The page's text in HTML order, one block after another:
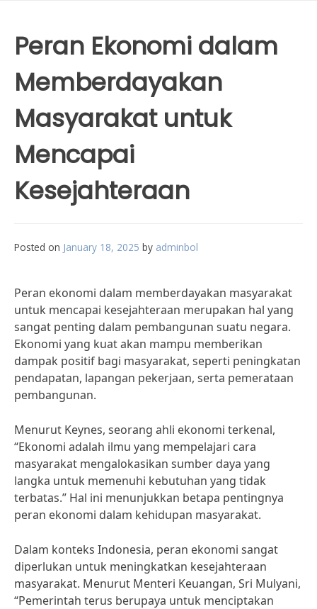
Peran Ekonomi dalam
Memberdayakan
Masyarakat untuk
Mencapai
Kesejahteraan
Posted on January 18, 2025 by adminbol
Peran ekonomi dalam memberdayakan masyarakat
untuk mencapai kesejahteraan merupakan hal yang
sangat penting dalam pembangunan suatu negara.
Ekonomi yang kuat akan mampu memberikan
dampak positif bagi masyarakat, seperti peningkatan
pendapatan, lapangan pekerjaan, serta pemerataan
pembangunan.
Menurut Keynes, seorang ahli ekonomi terkenal,
“Ekonomi adalah ilmu yang mempelajari cara
masyarakat mengalokasikan sumber daya yang
langka untuk memenuhi kebutuhan yang tidak
terbatas.” Hal ini menunjukkan betapa pentingnya
peran ekonomi dalam kehidupan masyarakat.
Dalam konteks Indonesia, peran ekonomi sangat
diperlukan untuk meningkatkan kesejahteraan
masyarakat. Menurut Menteri Keuangan, Sri Mulyani,
“Pemerintah terus berupaya untuk menciptakan